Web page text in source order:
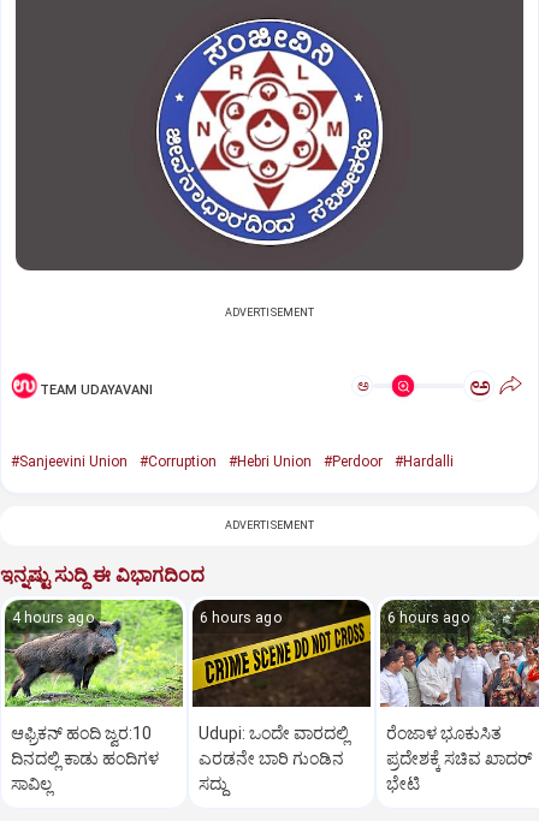
ADVERTISEMENT
TEAM UDAYAVANI ಅ ಅ
#Sanjeevini Union #Corruption #Hebri Union #Perdoor #Hardalli
ADVERTISEMENT
ಇನ್ನಷ್ಟು ಸುದ್ದಿ ಈ ವಿಭಾಗದಿಂದ
4 hours ago
ಆಫ್ರಿಕನ್‌ ಹಂದಿ ಜ್ವರ:10
ದಿನದಲ್ಲಿ ಕಾಡು ಹಂದಿಗಳ
ಸಾವಿಲ್ಲ
6 hours ago
Udupi: ಒಂದೇ ವಾರದಲ್ಲಿ
ಎರಡನೇ ಬಾರಿ ಗುಂಡಿನ
ಸದ್ದು
6 hours ago
ರೆಂಜಾಳ ಭೂಕುಸಿತ
ಪ್ರದೇಶಕ್ಕೆ ಸಚಿವ ಖಾದರ್‌
ಭೇಟಿ